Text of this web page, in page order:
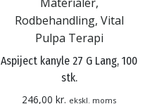
Rodbehandling, Vital
Pulpa Terapi
Aspiject kanyle 27 G Lang, 100
stk.
246,00kr. ekskl. moms